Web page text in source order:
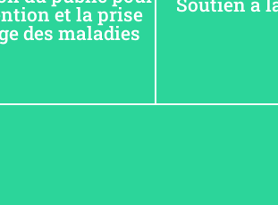
et la prise
des maladies